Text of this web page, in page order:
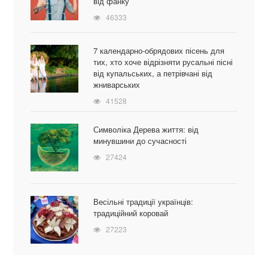
46333
7 календарно-обрядових пісень для
тих, хто хоче відрізняти русальні пісні
від купальських, а петрівчані від
жниварських
41528
Символіка Дерева життя: від
минувшини до сучасності
27424
Весільні традиції українців:
традиційний коровай
27223